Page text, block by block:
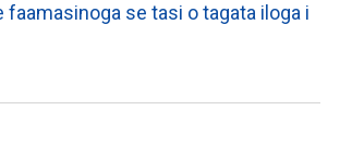
faamasinoga se tasi o tagata iloga i